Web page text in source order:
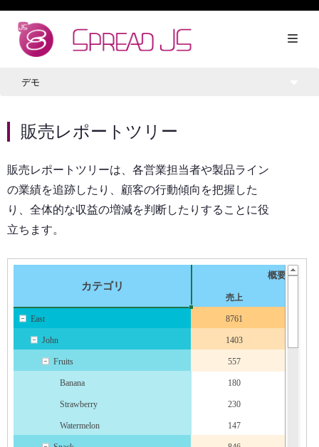
デモ
販売レポートツリー
販売レポートツリーは、各営業担当者や製品ライン
の業績を追跡したり、顧客の行動傾向を把握した
り、全体的な収益の増減を判断したりすることに役
立ちます。